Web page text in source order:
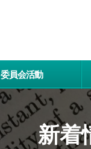
委員会活動
新着